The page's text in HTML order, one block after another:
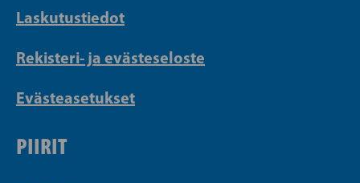
Laskutustiedot
Rekisteri- ja evästeseloste
Evästeasetukset
PIIRIT